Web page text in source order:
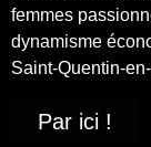
femmes
dynamisme
Saint-Quentin-
Par ici !